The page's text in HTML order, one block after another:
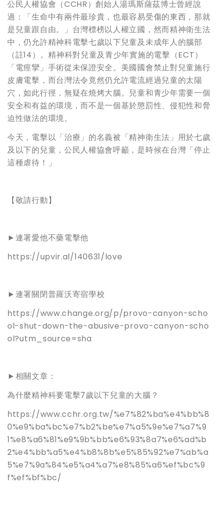
公民人權協會（CCHR）創始人湯瑪斯薩茲博士曾經說
過：「生命中有兩件最珍貴，也最容易受傷的東西，那就
是兒童跟自由。」台灣標榜以人權立國，然而精神衛生法
中，仍允許精神科電擊七歲以下兒童及未成年人的腦部
（註14）。精神科對兒童及青少年實施的電擊（ECT）
「電痙攣」手術從未保證安全。美國國會禁止對兒童施行
皮膚電擊，而台灣法令竟然仍允許電流經過兒童的太陽
穴，如此行徑，無疑在燒烤大腦。兒童和青少年需要一個
安全和有益的環境，而不是一個基於懲罰性、侵犯性和脅
迫性做法的環境。
今天，電擊以「治療」的名義被「精神衛生法」用於七歲
及以下的兒童，公民人權協會呼籲，是時候在台灣「停止
這種虐待！」
【敬請行動】
►連署愛他不藥電擊他
https://upvir.al/140631/love
►連署關閉普羅沃寄宿學校
https://www.change.org/p/provo-canyon-scho
ol-shut-down-the-abusive-provo-canyon-scho
ol?utm_source=sha
►相關文章：
為什麼精神科要電擊7歲以下兒童的大腦？
https://www.cchr.org.tw/%e7%82%ba%e4%bb%8
0%e9%ba%bc%e7%b2%be%e7%a5%9e%e7%a7%9
1%e8%a6%81%e9%9b%bb%e6%93%8a7%e6%ad%b
2%e4%bb%a5%e4%b8%8b%e5%85%92%e7%ab%a
5%e7%9a%84%e5%a4%a7%e8%85%a6%ef%bc%9
f%ef%bf%bc/